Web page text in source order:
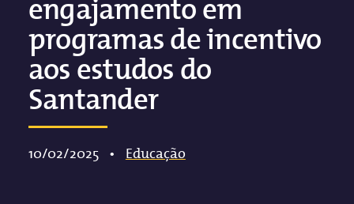
programas de incentivo
aos estudos do
Santander
10/02/2025 • Educação